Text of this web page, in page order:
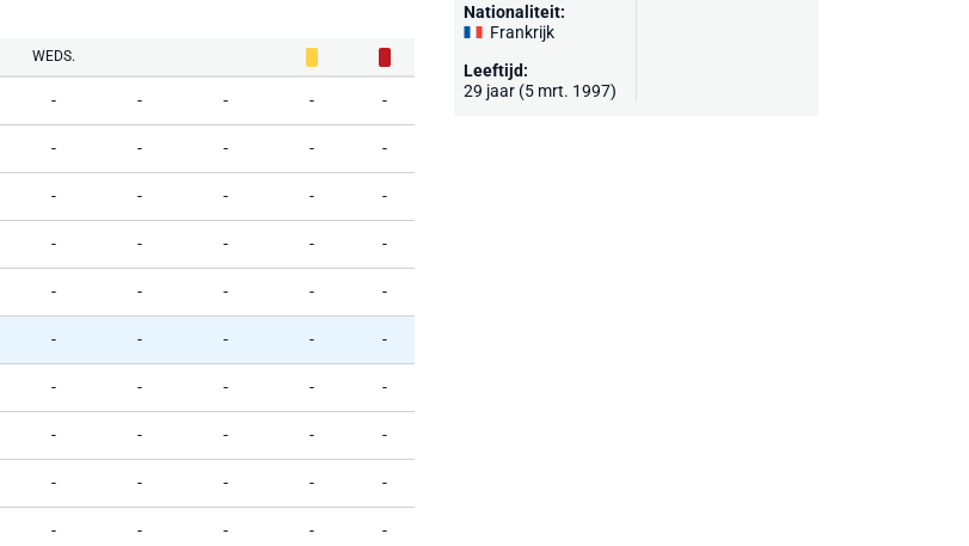
WEDS.
- - - - -
- - - - -
- - - - -
- - - - -
- - - - -
- - - - -
- - - - -
- - - - -
- - - - -
- - - - -
Nationaliteit:
Frankrijk
Leeftijd:
29 jaar (5 mrt. 1997)